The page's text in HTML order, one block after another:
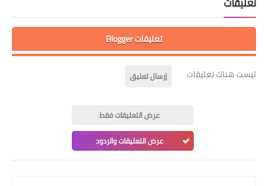
تعليقات Blogger
ليست هناك تعليقات إرسال تعليق
عرض التعليقات فقط
عرض التعليقات والردود